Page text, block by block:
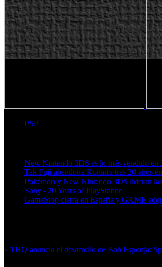
PSP
New Nintendo 3DS es lo más vendido en
Tak Fuji abandona Konami tras 20 años
Pokémon y New Nintendo 3DS lideran
Sony - 20 Years of PlayStation
GameStop cierra en España y GAME
« THQ anuncia el desarrollo de Bob Esponja: